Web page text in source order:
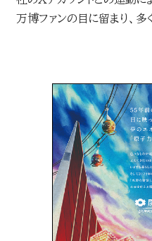
万博ファンの目に留まり、多